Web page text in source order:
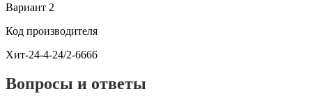
Вариант 2
Код производителя
Хит-24-4-24/2-6666
Вопросы и ответы